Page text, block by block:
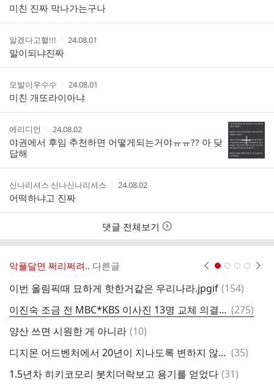
스
성
자
성
시
간
미친 진짜 막나가는구나
작
성
자
알겠다고햍!!!
작
간
24.08.01
말이되냐진짜
작
성
자
모발이우수수
작
성
시
간
24.08.01
미친 개또라이아냐
작
성
자
에리디언
작
성
시
24.08.02
야권에서 후임 추천하면 어떻게되는거야ㅠㅠ?? 아 닺
답해
작
성
자
신나리셔스 신나신나리셔스
작
간
24.08.02
어떡하냐고 진짜
댓글 전체보기
악플달면 쩌리쩌려.. 다른글
이번 올림픽때 묘하게 핫한거같은 우리나라.jpgif 댓
(154)
이진숙 조금 전 MBC*KBS 이사진 13명 교체 의결.. 취임 10시간 만에 완료 댓
글
(275)
양산 쓰면 시원한 게 아니라 댓
(10)
디지몬 어드벤처에서 20년이 지나도록 변하지 않는 설정 댓
(35)
1.5년차 히키코모리 봇치더락보고 용기를 얻었다 댓
(31)